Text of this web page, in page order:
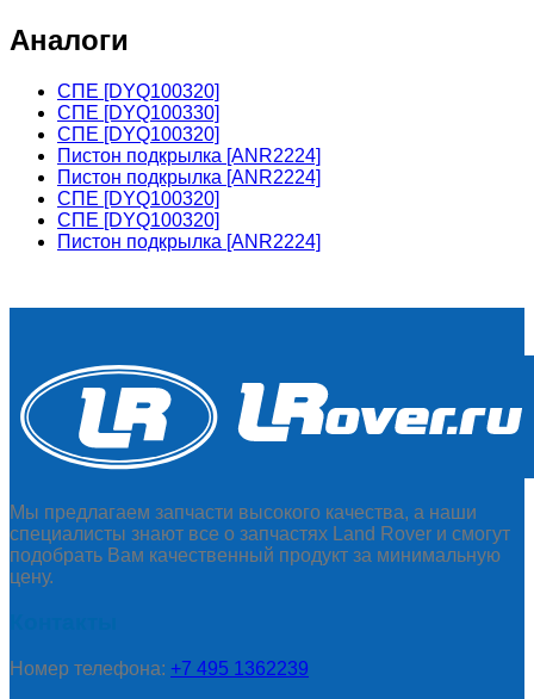
Аналоги
СПЕ [DYQ100320]
СПЕ [DYQ100330]
СПЕ [DYQ100320]
Пистон подкрылка [ANR2224]
Пистон подкрылка [ANR2224]
СПЕ [DYQ100320]
СПЕ [DYQ100320]
Пистон подкрылка [ANR2224]
Мы предлагаем запчасти высокого качества, а наши
специалисты знают все о запчастях Land Rover и смогут
подобрать Вам качественный продукт за минимальную
цену.
Номер телефона: +7 495 1362239